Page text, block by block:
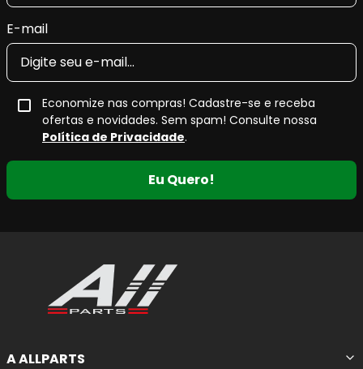
E-mail
Economize nas compras! Cadastre-se e receba
ofertas e novidades. Sem spam! Consulte nossa
Política de Privacidade.
Eu Quero!
A ALLPARTS